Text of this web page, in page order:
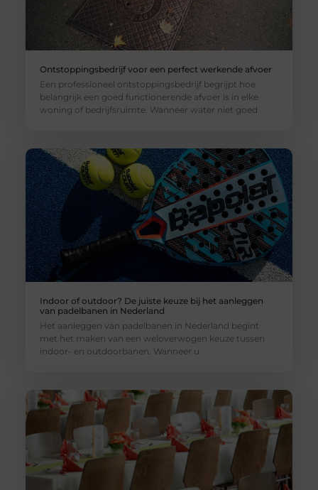
Ontstoppingsbedrijf voor een perfect werkende afvoer
Een professioneel ontstoppingsbedrijf begrijpt hoe
belangrijk een goed functionerende afvoer is in elke
woning of bedrijfsruimte. Wanneer water niet goed
Indoor of outdoor? De juiste keuze bij het aanleggen
van padelbanen in Nederland
Het aanleggen van padelbanen in Nederland begint
met het maken van een weloverwogen keuze tussen
indoor- en outdoorbanen. Wanneer u